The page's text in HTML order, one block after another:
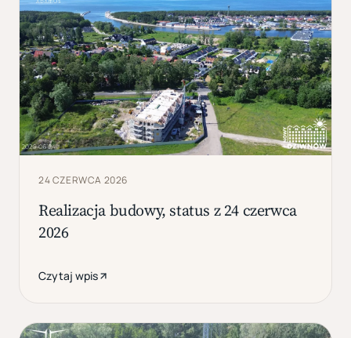
24 CZERWCA 2026
Realizacja budowy, status z 24 czerwca
2026
Czytaj wpis